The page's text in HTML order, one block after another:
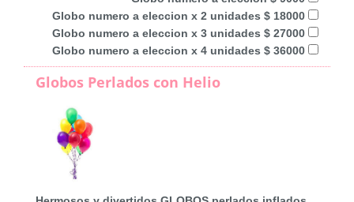
Globo numero a eleccion x 2 unidades $ 18000
Globo numero a eleccion x 3 unidades $ 27000
Globo numero a eleccion x 4 unidades $ 36000
Globos Perlados con Helio